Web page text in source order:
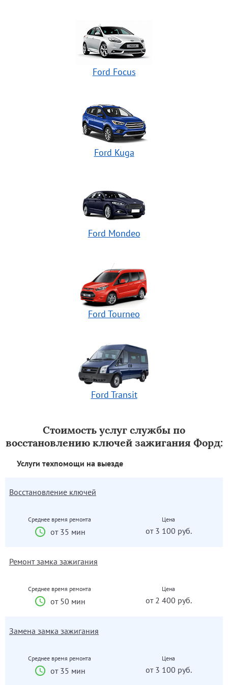
Ford Focus
Ford Kuga
Ford Mondeo
Ford Tourneo
Ford Transit
Стоимость услуг службы по
восстановлению ключей зажигания Форд:
Услуги техпомощи на выезде
Восстановление ключей
Среднее время ремонта
от 35 мин
Цена
от 3 100 руб.
Ремонт замка зажигания
Среднее время ремонта
от 50 мин
Цена
от 2 400 руб.
Замена замка зажигания
Среднее время ремонта
от 35 мин
Цена
от 3 100 руб.